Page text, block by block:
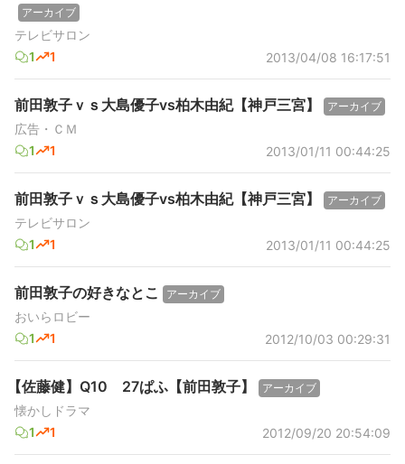
アーカイブ
テレビサロン
1
1 2013/04/08 16:17:51
前田敦子ｖｓ大島優子vs柏木由紀【神戸三宮】 アーカイブ
広告・ＣＭ
1
1 2013/01/11 00:44:25
前田敦子ｖｓ大島優子vs柏木由紀【神戸三宮】 アーカイブ
テレビサロン
1
1 2013/01/11 00:44:25
前田敦子の好きなとこ アーカイブ
おいらロビー
1
1 2012/10/03 00:29:31
【佐藤健】Q10 27ぱふ【前田敦子】 アーカイブ
懐かしドラマ
1
1 2012/09/20 20:54:09